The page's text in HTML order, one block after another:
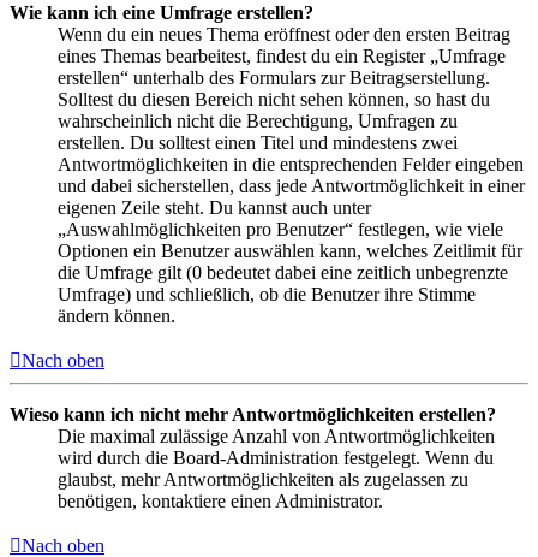
Wie kann ich eine Umfrage erstellen?
Wenn du ein neues Thema eröffnest oder den ersten Beitrag
eines Themas bearbeitest, findest du ein Register „Umfrage
erstellen“ unterhalb des Formulars zur Beitragserstellung.
Solltest du diesen Bereich nicht sehen können, so hast du
wahrscheinlich nicht die Berechtigung, Umfragen zu
erstellen. Du solltest einen Titel und mindestens zwei
Antwortmöglichkeiten in die entsprechenden Felder eingeben
und dabei sicherstellen, dass jede Antwortmöglichkeit in einer
eigenen Zeile steht. Du kannst auch unter
„Auswahlmöglichkeiten pro Benutzer“ festlegen, wie viele
Optionen ein Benutzer auswählen kann, welches Zeitlimit für
die Umfrage gilt (0 bedeutet dabei eine zeitlich unbegrenzte
Umfrage) und schließlich, ob die Benutzer ihre Stimme
ändern können.
Nach oben
Wieso kann ich nicht mehr Antwortmöglichkeiten erstellen?
Die maximal zulässige Anzahl von Antwortmöglichkeiten
wird durch die Board-Administration festgelegt. Wenn du
glaubst, mehr Antwortmöglichkeiten als zugelassen zu
benötigen, kontaktiere einen Administrator.
Nach oben